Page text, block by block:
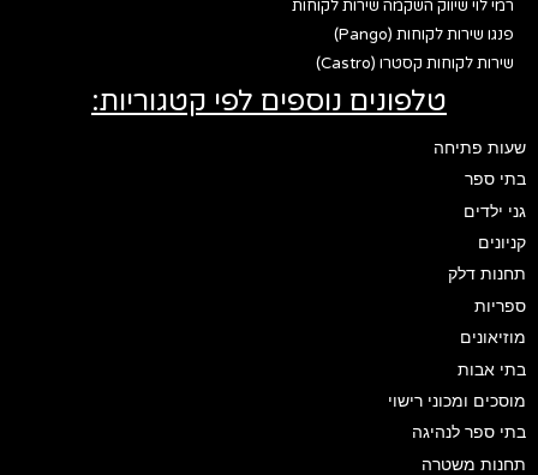
רמי לוי שיווק השקמה שירות לקוחות
פנגו שירות לקוחות (Pango)
שירות לקוחות קסטרו (Castro)
טלפונים נוספים לפי קטגוריות:
שעות פתיחה
בתי ספר
גני ילדים
קניונים
תחנות דלק
ספריות
מוזיאונים
בתי אבות
מוסכים ומכוני רישוי
בתי ספר לנהיגה
תחנות משטרה